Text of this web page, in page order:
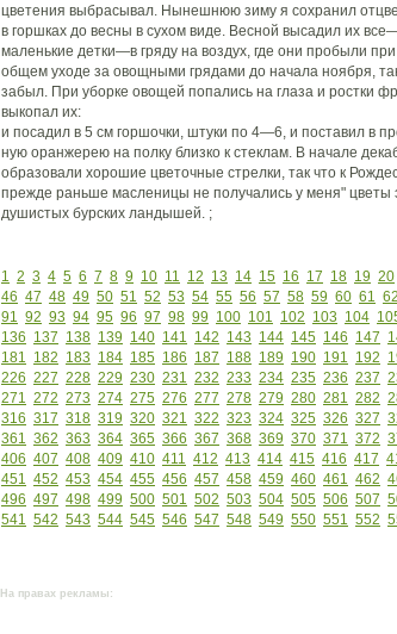
цветения выбрасывал. Нынешнюю зиму я сохранил
в горшках до весны в сухом виде. Весной высадил их
маленькие детки—в гряду на воздух, где они пробыли
общем уходе за овощными грядами до начала ноября,
забыл. При уборке овощей попались на глаза и ростки
выкопал их:
и посадил в 5 см горшочки, штуки по 4—6, и поставил в
ную оранжерею на полку близко к стеклам. В начале
образовали хорошие цветочные стрелки, так что к
прежде раньше масленицы не получались у меня" цветы
душистых бурских ландышей. ;
1 2 3 4 5 6 7 8 9 10 11 12 13 14 15 16 17 18 19 20
46 47 48 49 50 51 52 53 54 55 56 57 58 59 60 61 62
91 92 93 94 95 96 97 98 99 100 101 102 103 104
136 137 138 139 140 141 142 143 144 145 146 147
181 182 183 184 185 186 187 188 189 190 191 192
226 227 228 229 230 231 232 233 234 235 236 237
271 272 273 274 275 276 277 278 279 280 281 282
316 317 318 319 320 321 322 323 324 325 326 327
361 362 363 364 365 366 367 368 369 370 371 372
406 407 408 409 410 411 412 413 414 415 416 417
451 452 453 454 455 456 457 458 459 460 461 462
496 497 498 499 500 501 502 503 504 505 506 507
541 542 543 544 545 546 547 548 549 550 551 552
На правах рекламы: